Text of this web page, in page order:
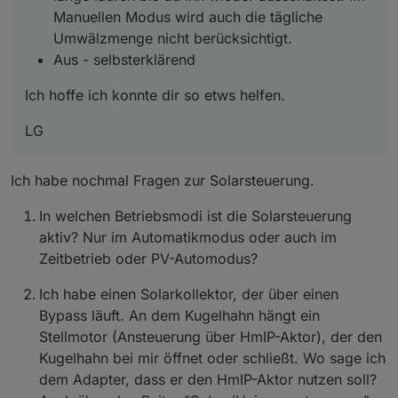
Manuellen Modus wird auch die tägliche
Umwälzmenge nicht berücksichtigt.
Aus - selbsterklärend
Ich hoffe ich konnte dir so etws helfen.
LG
Ich habe nochmal Fragen zur Solarsteuerung.
In welchen Betriebsmodi ist die Solarsteuerung
aktiv? Nur im Automatikmodus oder auch im
Zeitbetrieb oder PV-Automodus?
Ich habe einen Solarkollektor, der über einen
Bypass läuft. An dem Kugelhahn hängt ein
Stellmotor (Ansteuerung über HmIP-Aktor), der den
Kugelhahn bei mir öffnet oder schließt. Wo sage ich
dem Adapter, dass er den HmIP-Aktor nutzen soll?